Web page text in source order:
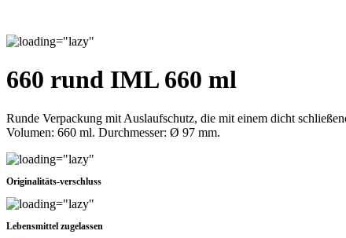
660 rund IML 660 ml
Runde Verpackung mit Auslaufschutz, die mit einem dicht
Volumen: 660 ml. Durchmesser: Ø 97 mm.
Originalitäts-verschluss
Lebensmittel zugelassen